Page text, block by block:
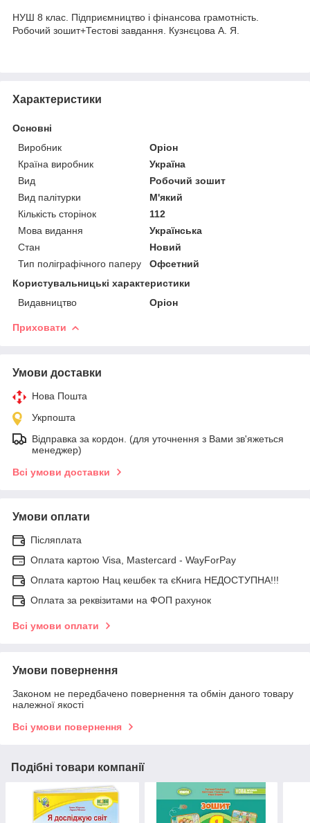
НУШ 8 клас. Підприємництво і фінансова грамотність.
Робочий зошит+Тестові завдання. Кузнєцова А. Я.
Характеристики
Основні
Виробник
Оріон
Країна виробник
Україна
Вид
Робочий зошит
Вид палітурки
М'який
Кількість сторінок
112
Мова видання
Українська
Стан
Новий
Тип поліграфічного паперу
Офсетний
Користувальницькі характеристики
Видавництво
Оріон
Приховати
Умови доставки
Нова Пошта
Укрпошта
Відправка за кордон. (для уточнення з Вами зв'яжеться
менеджер)
Всі умови доставки
Умови оплати
Післяплата
Оплата картою Visa, Mastercard - WayForPay
Оплата картою Нац кешбек та єКнига НЕДОСТУПНА!!!
Оплата за реквізитами на ФОП рахунок
Всі умови оплати
Умови повернення
Законом не передбачено повернення та обмін даного товару
належної якості
Всі умови повернення
Подібні товари компанії